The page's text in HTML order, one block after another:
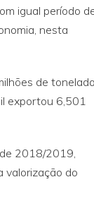
igual período
nesta
de
exportou 6,501
2018/2019,
valorização do